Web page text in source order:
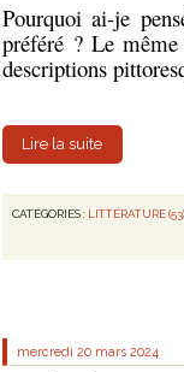
Pourquoi ai-je
préféré ? Le
descriptions
Lire la suite
CATÉGORIES : LITTÉRATURE (53)
mercredi 20 mars 2024